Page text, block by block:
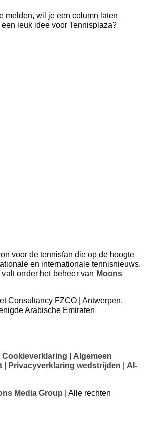
melden, wil je een column laten
leuk idee voor Tennisplaza?
voor de tennisfan die op de hoogte
en internationale tennisnieuws.
onder het beheer van Moons
Consultancy FZCO | Antwerpen,
Arabische Emiraten
Cookieverklaring
Algemeen
Privacyverklaring wedstrijden
AI-
Media Group | Alle rechten